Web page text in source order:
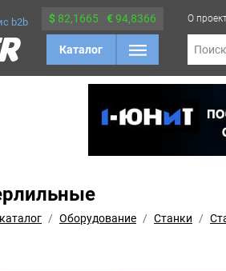
b2b $ 82,1665 €94,8366
Каталог
О
Поиск
Оборудование Станки